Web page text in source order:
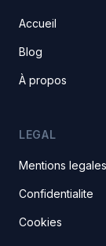
Accueil
Blog
À propos
LEGAL
Mentions legales
Confidentialite
Cookies